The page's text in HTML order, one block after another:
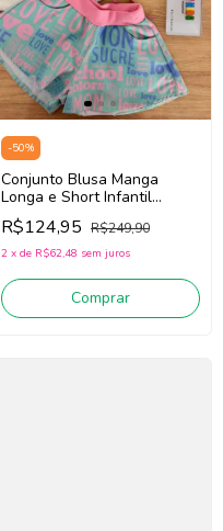
-50%
Conjunto Blusa Manga
Longa e Short Infantil
Menina Mon Sucré
138020020 (Off
White/Rosa/Verde)
R$124,95 R$249,90
2 x de R$62,48 sem juros
Comprar